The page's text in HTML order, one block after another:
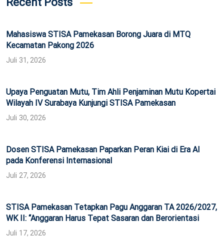
Mahasiswa STISA Pamekasan Borong Juara di MTQ
Kecamatan Pakong 2026
Juli 31, 2026
Upaya Penguatan Mutu, Tim Ahli Penjaminan Mutu Kopertai
Wilayah IV Surabaya Kunjungi STISA Pamekasan
Juli 30, 2026
Dosen STISA Pamekasan Paparkan Peran Kiai di Era AI
pada Konferensi Internasional
Juli 27, 2026
STISA Pamekasan Tetapkan Pagu Anggaran TA 2026/2027,
WK II: “Anggaran Harus Tepat Sasaran dan Berorientasi
Juli 17, 2026